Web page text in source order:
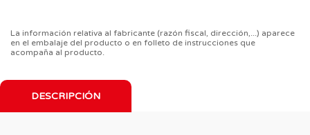
La información relativa al fabricante (razón fiscal, dirección,...) aparece
en el embalaje del producto o en folleto de instrucciones que
acompaña al producto.
DESCRIPCIÓN